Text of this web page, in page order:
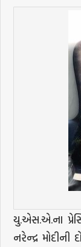
યુ.એસ.એ.ના
નરેન્દ્ર મોદીની